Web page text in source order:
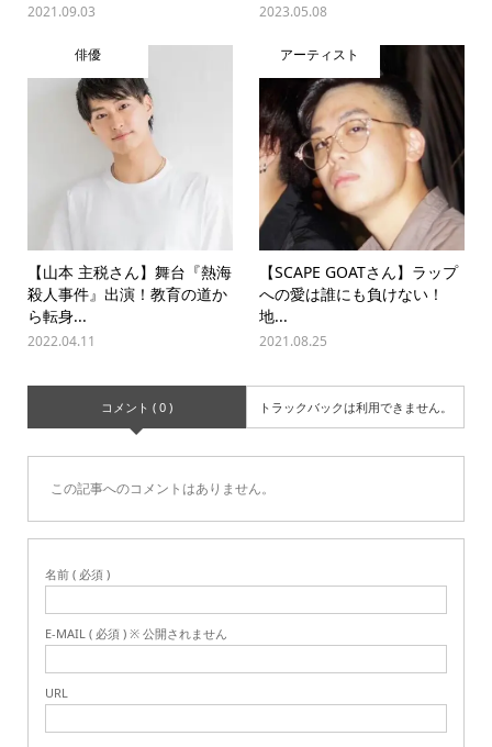
2021.09.03 2023.05.08
俳優
【山本 主税さん】舞台『熱海
殺人事件』出演！教育の道か
ら転身...
2022.04.11
アーティスト
【SCAPE GOATさん】ラップ
への愛は誰にも負けない！
地...
2021.08.25
コメント ( 0 ) トラックバックは利用できません。
この記事へのコメントはありません。
名前 ( 必須 )
E-MAIL ( 必須 ) ※ 公開されません
URL